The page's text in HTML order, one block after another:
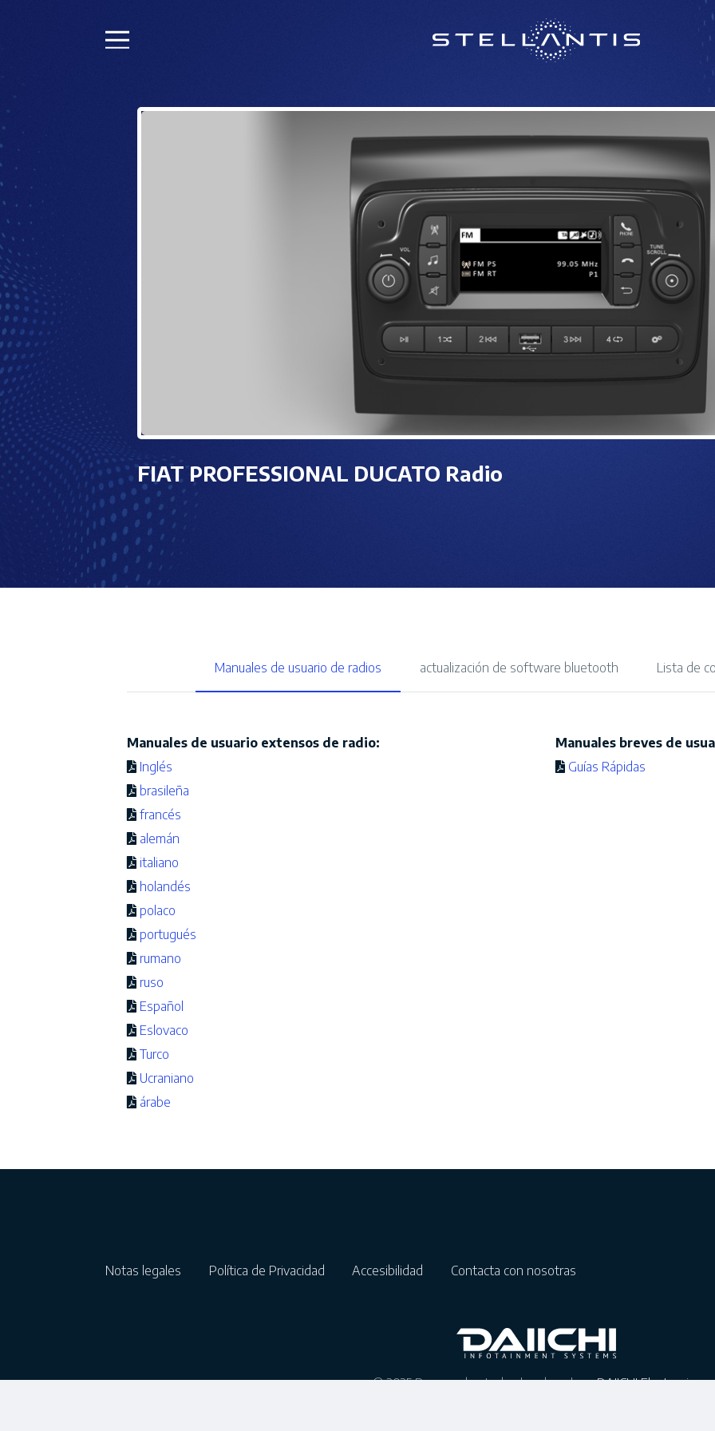
FIAT PROFESSIONAL DUCATO Radio
Manuales de usuario de radios actualización de software bluetooth Lista de
Manuales de usuario extensos de radio:
Inglés
brasileña
francés
alemán
italiano
holandés
polaco
portugués
rumano
ruso
Español
Eslovaco
Turco
Ucraniano
árabe
Manuales breves de
Guías Rápidas
Notas legales Política de Privacidad Accesibilidad Contacta con nosotras
© 2025 Reservados todos los derechos.DAIICHI Electronics